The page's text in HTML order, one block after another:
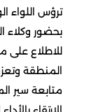
ترؤس اللواء
بحضور وكلاء
للاطلاع على
المنطقة
متابعة سير